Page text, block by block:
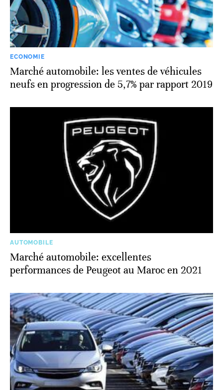
ECONOMIE
Marché automobile: les ventes de véhicules
neufs en progression de 5,7% par rapport 2019
AUTOMOBILE
Marché automobile: excellentes
performances de Peugeot au Maroc en 2021